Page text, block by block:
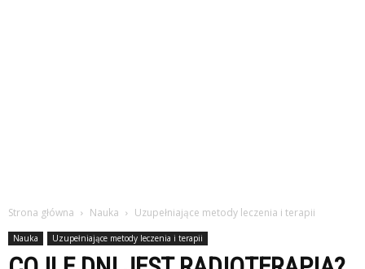
Strona główna Nauka Uzupełniające metody leczenia i terapii
Nauka Uzupełniające metody leczenia i terapii